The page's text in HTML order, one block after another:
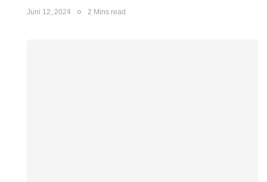
Juni 12, 2024 2 Mins read